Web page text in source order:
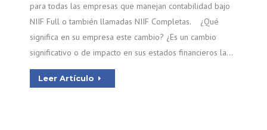
para todas las empresas que manejan contabilidad bajo
NIIF Full o también llamadas NIIF Completas. ¿Qué
significa en su empresa este cambio? ¿Es un cambio
significativo o de impacto en sus estados financieros la…
Leer Artículo